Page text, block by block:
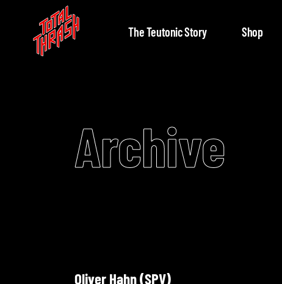
The Teutonic Story Shop
Archive
Oliver Hahn (SPV)